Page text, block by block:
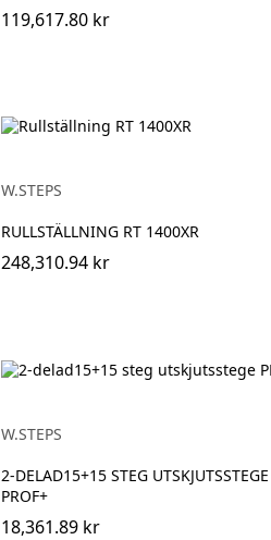
119,617.80 kr
W.STEPS
RULLSTÄLLNING RT 1400XR
248,310.94 kr
W.STEPS
2-DELAD15+15 STEG UTSKJUTSSTEGE
PROF+
18,361.89 kr